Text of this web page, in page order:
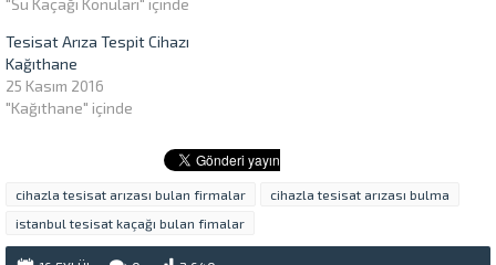
Tesisat Arıza Tespit Cihazı
Kağıthane
25 Kasım 2016
"Kağıthane" içinde
cihazla tesisat arızası bulan firmalar
cihazla tesisat arızası bulma
istanbul tesisat kaçağı bulan fimalar